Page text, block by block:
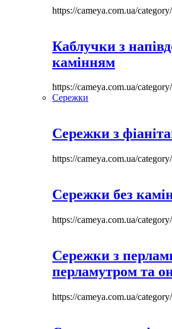
https://cameya.com.ua/
Каблучки з
камінням
https://cameya.com.ua/
Сережки
Сережки з
https://cameya.com.ua/
Сережки без
https://cameya.com.ua/
Сережки з
перламутром та
https://cameya.com.ua/